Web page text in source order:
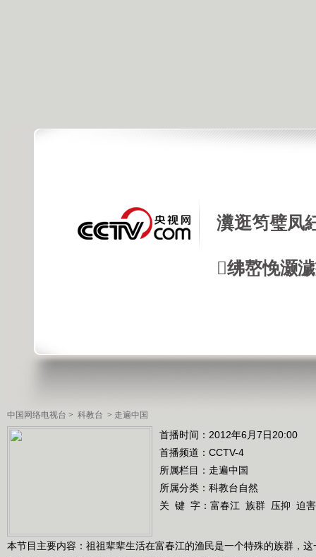
瀵逛笉璧凤
绋嶅悗灏
中国网络电视台 > 科教台 > 走遍中国
首播时间：2012年6月7日20:00
首播频道： CCTV-4
所属栏目： 走遍中国
所属分类：科教台自然
关 键 字： 富春江 族群 压抑 迫害
本节目主要内容：祖祖辈辈生活在富春江的渔民是一个特殊的族群，